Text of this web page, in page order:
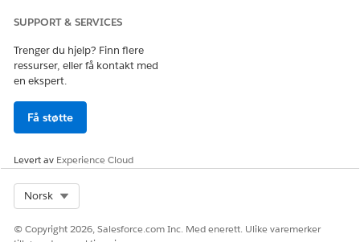
SUPPORT & SERVICES
Trenger du hjelp? Finn flere
ressurser, eller få kontakt med
en ekspert.
Få støtte
Levert av Experience Cloud
Norsk
© Copyright 2026, Salesforce.com Inc. Med enerett. Ulike varemerker